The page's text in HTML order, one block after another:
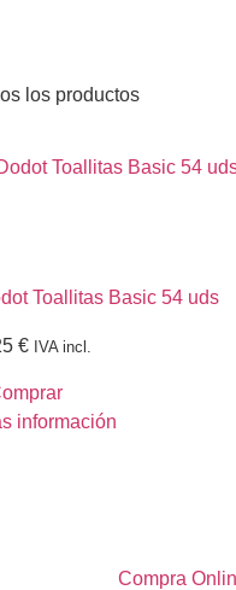
los productos
Toallitas Basic 54 uds
€ IVA incl.
información
Compra